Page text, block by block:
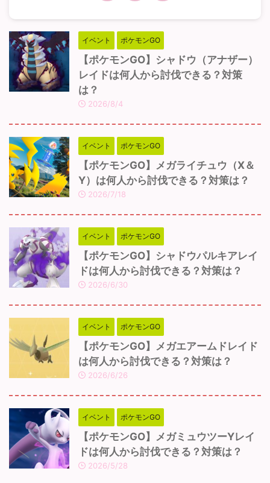
イベント ポケモンGO
【ポケモンGO】シャドウ（アナザー）
レイドは何人から討伐できる？対策
は？
2026/8/4
イベント ポケモンGO
【ポケモンGO】メガライチュウ（X＆
Y）は何人から討伐できる？対策は？
2026/7/18
イベント ポケモンGO
【ポケモンGO】シャドウパルキアレイ
ドは何人から討伐できる？対策は？
2026/6/30
イベント ポケモンGO
【ポケモンGO】メガエアームドレイド
は何人から討伐できる？対策は？
2026/6/26
イベント ポケモンGO
【ポケモンGO】メガミュウツーYレイ
ドは何人から討伐できる？対策は？
2026/5/28